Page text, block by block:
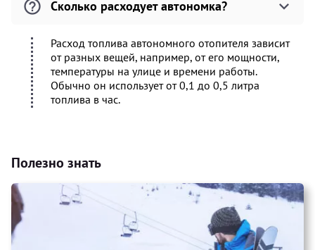
Сколько расходует автономка?
Расход топлива автономного отопителя зависит
от разных вещей, например, от его мощности,
температуры на улице и времени работы.
Обычно он использует от 0,1 до 0,5 литра
топлива в час.
Полезно знать